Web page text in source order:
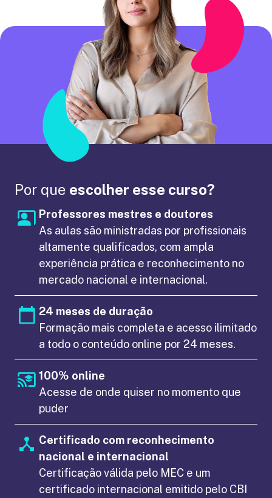
Por que escolher esse curso?
Professores mestres e doutores
As aulas são ministradas por profissionais
altamente qualificados, com ampla
experiência prática e reconhecimento no
mercado nacional e internacional.
24 meses de duração
Formação mais completa e acesso ilimitado
a todo o conteúdo online por 24 meses.
100% online
Acesse de onde quiser no momento que
puder
Certificado com reconhecimento
nacional e internacional
Certificação válida pelo MEC e um
certificado internacional emitido pelo CBI